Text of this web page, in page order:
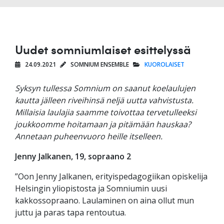
Uudet somniumlaiset esittelyssä
24.09.2021 SOMNIUM ENSEMBLE KUOROLAISET
Syksyn tullessa Somnium on saanut koelaulujen
kautta jälleen riveihinsä neljä uutta vahvistusta.
Millaisia laulajia saamme toivottaa tervetulleeksi
joukkoomme hoitamaan ja pitämään hauskaa?
Annetaan puheenvuoro heille itselleen.
Jenny Jalkanen, 19, sopraano 2
”Oon Jenny Jalkanen, erityispedagogiikan opiskelija
Helsingin yliopistosta ja Somniumin uusi
kakkossopraano. Laulaminen on aina ollut mun
juttu ja paras tapa rentoutua.